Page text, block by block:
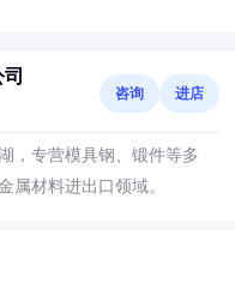
咨询 进店
，专营模具钢、锻件等多
属材料进出口领域。